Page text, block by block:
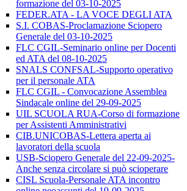
formazione del 03-10-2025
FEDER.ATA - LA VOCE DEGLI ATA
S.I. COBAS-Proclamazione Sciopero
Generale del 03-10-2025
FLC CGIL-Seminario online per Docenti
ed ATA del 08-10-2025
SNALS CONFSAL-Supporto operativo
per il personale ATA
FLC CGIL - Convocazione Assemblea
Sindacale online del 29-09-2025
UIL SCUOLA RUA-Corso di formazione
per Assistenti Amministrativi
CIB.UNICOBAS-Lettera aperta ai
lavoratori della scuola
USB-Sciopero Generale del 22-09-2025-
Anche senza circolare si può scioperare
CISL Scuola-Personale ATA incontro